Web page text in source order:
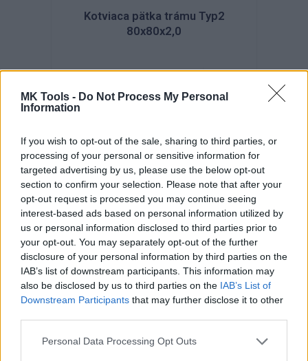
MK Tools - Do Not Process My Personal
Information
If you wish to opt-out of the sale, sharing to third parties, or
processing of your personal or sensitive information for
targeted advertising by us, please use the below opt-out
section to confirm your selection. Please note that after your
opt-out request is processed you may continue seeing
interest-based ads based on personal information utilized by
us or personal information disclosed to third parties prior to
your opt-out. You may separately opt-out of the further
disclosure of your personal information by third parties on the
IAB’s list of downstream participants. This information may
also be disclosed by us to third parties on the IAB’s List of
Downstream Participants that may further disclose it to other
Personal Data Processing Opt Outs
Kotviaca pätka trámu Typ2
80x80x2,0
Kód: 450341
4,23 € s DPH
3,44 € bez DPH/ ks
Balenie: 1 ks
Min. 1 ks
Skladom
Kotviaca pätka trámu Typ1